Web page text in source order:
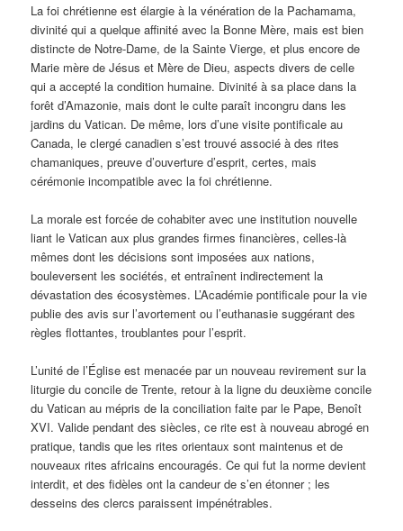
La foi chrétienne est élargie à la vénération de la Pachamama,
divinité qui a quelque affinité avec la Bonne Mère, mais est bien
distincte de Notre-Dame, de la Sainte Vierge, et plus encore de
Marie mère de Jésus et Mère de Dieu, aspects divers de celle
qui a accepté la condition humaine. Divinité à sa place dans la
forêt d’Amazonie, mais dont le culte paraît incongru dans les
jardins du Vatican. De même, lors d’une visite pontificale au
Canada, le clergé canadien s’est trouvé associé à des rites
chamaniques, preuve d’ouverture d’esprit, certes, mais
cérémonie incompatible avec la foi chrétienne.
La morale est forcée de cohabiter avec une institution nouvelle
liant le Vatican aux plus grandes firmes financières, celles-là
mêmes dont les décisions sont imposées aux nations,
bouleversent les sociétés, et entraînent indirectement la
dévastation des écosystèmes. L’Académie pontificale pour la vie
publie des avis sur l’avortement ou l’euthanasie suggérant des
règles flottantes, troublantes pour l’esprit.
L’unité de l’Église est menacée par un nouveau revirement sur la
liturgie du concile de Trente, retour à la ligne du deuxième concile
du Vatican au mépris de la conciliation faite par le Pape, Benoît
XVI. Valide pendant des siècles, ce rite est à nouveau abrogé en
pratique, tandis que les rites orientaux sont maintenus et de
nouveaux rites africains encouragés. Ce qui fut la norme devient
interdit, et des fidèles ont la candeur de s’en étonner ; les
desseins des clercs paraissent impénétrables.